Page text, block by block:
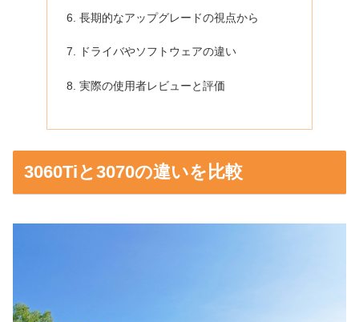
長期的なアップグレードの視点から
ドライバやソフトウェアの違い
実際の使用者レビューと評価
3060Tiと3070の違いを比較